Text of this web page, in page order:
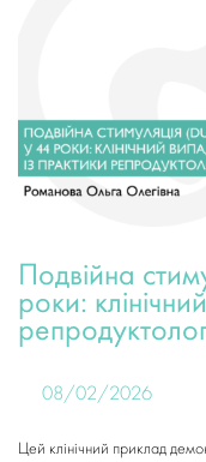
Подвійна
роки:
08/02/2026
Цей клінічний приклад